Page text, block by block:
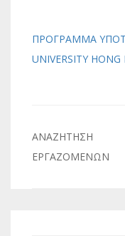
ΠΡΟΓΡΑΜΜΑ
UNIVERSITY HONG
Πλοήγηση
άρθρων
ΑΝΑΖΗΤΗΣΗ
ΕΡΓΑΖΟΜΕΝΩΝ